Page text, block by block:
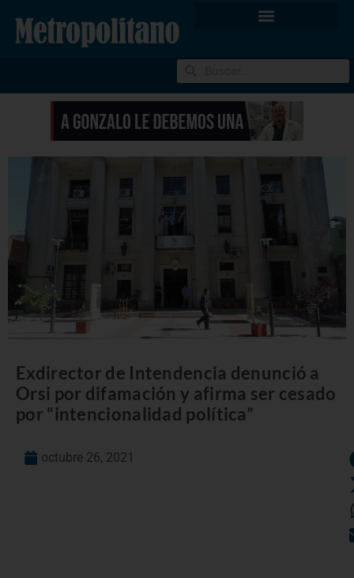
Exdirector de Intendencia denunció a
Orsi por difamación y afirma ser cesado
por “intencionalidad política”
octubre 26, 2021